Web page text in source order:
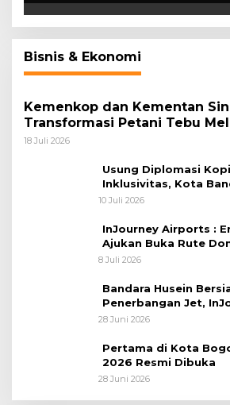
Bisnis & Ekonomi
Kemenkop dan Kementan
Transformasi Petani Tebu
18 Juli 2026
Usung Diplomasi
Inklusivitas, Kota
Sambut 25 Duta
10 Juli 2026
InJourney Airports :
Ajukan Buka Rute
Internasional dari
8 Juli 2026
Bandara Husein
Penerbangan Jet,
Tahap Optimalisasi
28 Juni 2026
Pertama di Kota
2026 Resmi Dibuka
28 Juni 2026